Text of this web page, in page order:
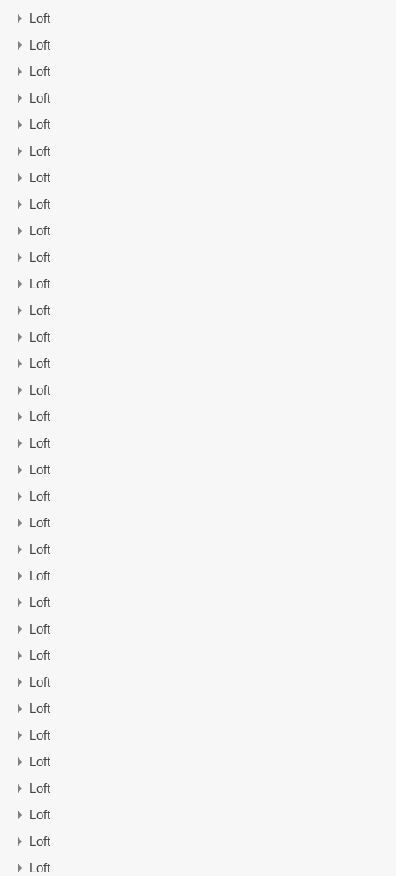
Loft
Loft
Loft
Loft
Loft
Loft
Loft
Loft
Loft
Loft
Loft
Loft
Loft
Loft
Loft
Loft
Loft
Loft
Loft
Loft
Loft
Loft
Loft
Loft
Loft
Loft
Loft
Loft
Loft
Loft
Loft
Loft
Loft